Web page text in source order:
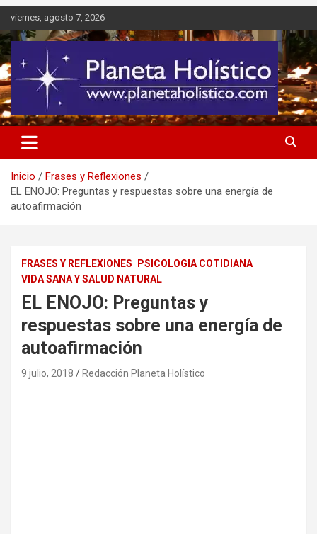
Saltar
contenido
viernes, agosto 7, 2026
Planeta Holístico
Difusión de espiritualidad, terapias alternativas holísticas, cursos,
talleres y seminarios
Inicio
Frases y Reflexiones
EL ENOJO: Preguntas y respuestas sobre una energía de
autoafirmación
FRASES Y REFLEXIONES
PSICOLOGIA COTIDIANA
VIDA SANA Y SALUD NATURAL
EL ENOJO: Preguntas y
respuestas sobre una energía de
autoafirmación
9 julio, 2018 Redacción Planeta Holístico